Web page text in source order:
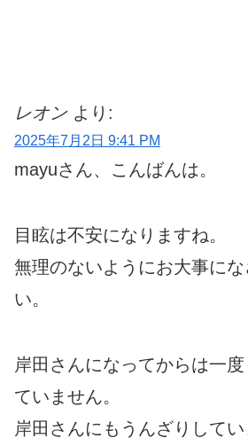
レオン より:
2025年7月2日 9:41 PM
mayuさん、こんばんは。
目眩は不安になりますね。
無理のないようにお大事にな
い。
岸田さんになってからは一
ていません。
岸田さんにもうんざりして